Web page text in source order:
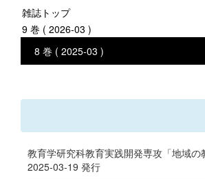
雑誌トップ
9 巻 ( 2026-03 )
8 巻 ( 2025-03 )
教育学研究科教育実践開発専攻「地域
2025-03-19 発行